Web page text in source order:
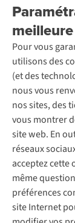
Pour vous
utilisons des
(et des
nous vous
nos sites, des
vous montrer
site web. En
réseaux
acceptez cette
même
préférences
site Internet
Retourner
Rétractation
Entretien &
Garantie
Contactez-nous
Entreprise
À propos
Nos magasins
À propos
Déclaration
Location /
Seconde-main
Entretien de ski
Service de lavage
Entretien de
Réparation de
Réparation de
Retouches
Pour les
Découvrez
A.S.Magazine
Explore Camp
Expertise &
Abonnez-vous